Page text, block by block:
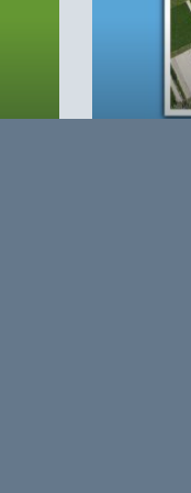
van
Board
Marie
verdere